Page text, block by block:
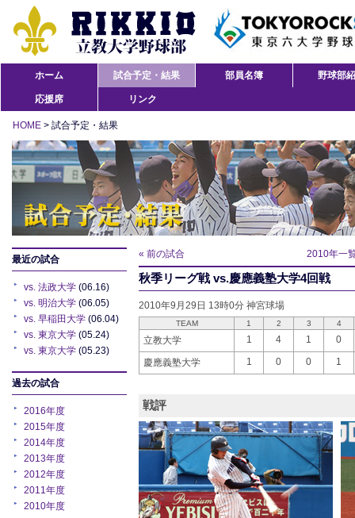
ホーム 試合予定・結果 部員名簿 野球部
応援席 リンク
HOME > 試合予定・結果
最近の試合
vs. 法政大学 (06.16)
vs. 明治大学 (06.05)
vs. 早稲田大学 (06.04)
vs. 東京大学 (05.24)
vs. 東京大学 (05.23)
過去の試合
2016年度
2015年度
2014年度
2013年度
2012年度
2011年度
2010年度
« 前の試合 2010年一
秋季リーグ戦 vs.慶應義塾大学4回戦
2010年9月29日 13時0分 神宮球場
TEAM 1 2 3 4
立教大学 1 4 1 0
慶應義塾大学 1 0 0 1
戦評